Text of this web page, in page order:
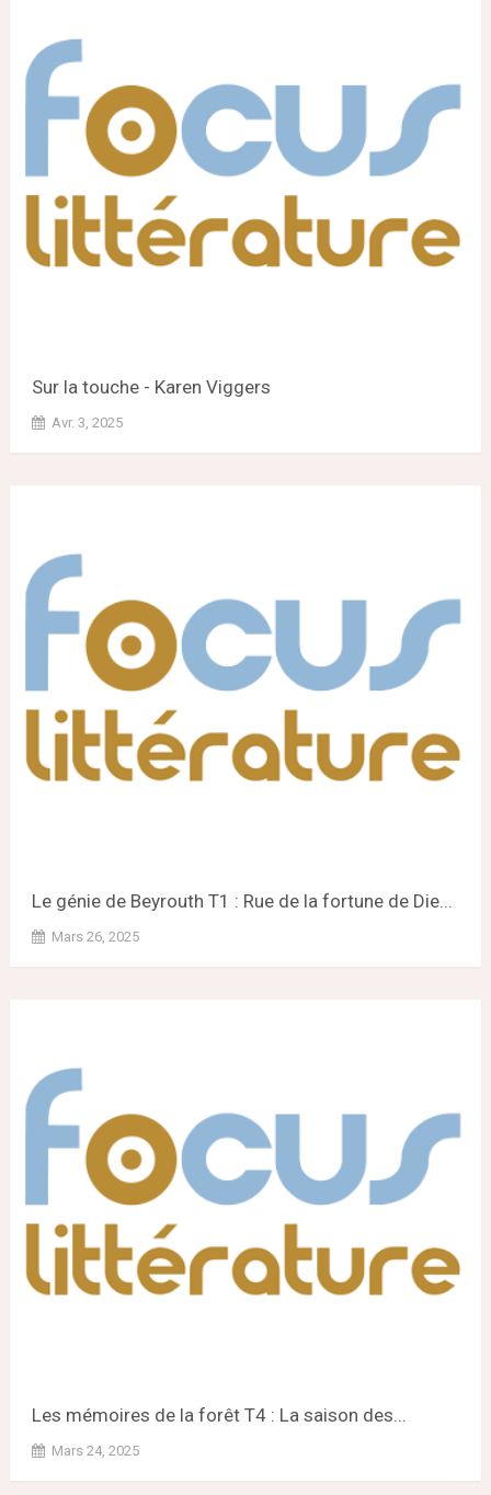
Sur la touche - Karen Viggers
Avr. 3, 2025
Le génie de Beyrouth T1 : Rue de la fortune de Die...
Mars 26, 2025
Les mémoires de la forêt T4 : La saison des...
Mars 24, 2025